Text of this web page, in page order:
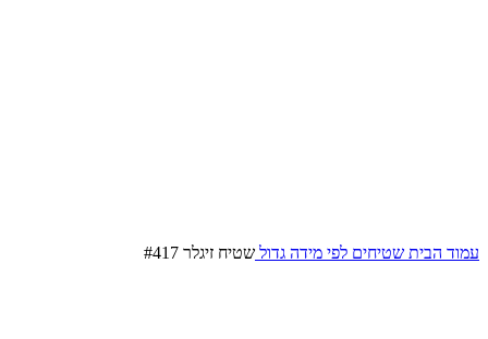
עמוד הבית שטיחים לפי מידה גדול שטיח זיגלר #417